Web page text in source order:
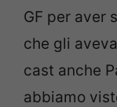
GF per aver
che gli
cast anche
abbiamo